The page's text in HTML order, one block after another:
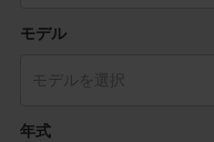
モデル
年式